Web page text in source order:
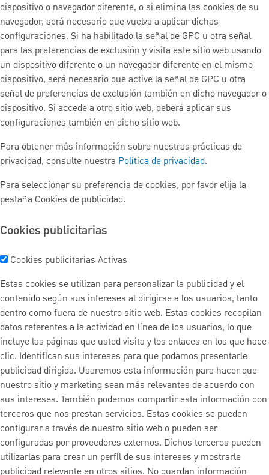
dispositivo o navegador diferente, o si elimina las cookies de su
navegador, será necesario que vuelva a aplicar dichas
configuraciones. Si ha habilitado la señal de GPC u otra señal
para las preferencias de exclusión y visita este sitio web usando
un dispositivo diferente o un navegador diferente en el mismo
dispositivo, será necesario que active la señal de GPC u otra
señal de preferencias de exclusión también en dicho navegador o
dispositivo. Si accede a otro sitio web, deberá aplicar sus
configuraciones también en dicho sitio web.
Para obtener más información sobre nuestras prácticas de
privacidad, consulte nuestra Política de privacidad.
Para seleccionar su preferencia de cookies, por favor elija la
pestaña Cookies de publicidad.
Cookies publicitarias
Cookies publicitarias Activas
Estas cookies se utilizan para personalizar la publicidad y el
contenido según sus intereses al dirigirse a los usuarios, tanto
dentro como fuera de nuestro sitio web. Estas cookies recopilan
datos referentes a la actividad en línea de los usuarios, lo que
incluye las páginas que usted visita y los enlaces en los que hace
clic. Identifican sus intereses para que podamos presentarle
publicidad dirigida. Usaremos esta información para hacer que
nuestro sitio y marketing sean más relevantes de acuerdo con
sus intereses. También podemos compartir esta información con
terceros que nos prestan servicios. Estas cookies se pueden
configurar a través de nuestro sitio web o pueden ser
configuradas por proveedores externos. Dichos terceros pueden
utilizarlas para crear un perfil de sus intereses y mostrarle